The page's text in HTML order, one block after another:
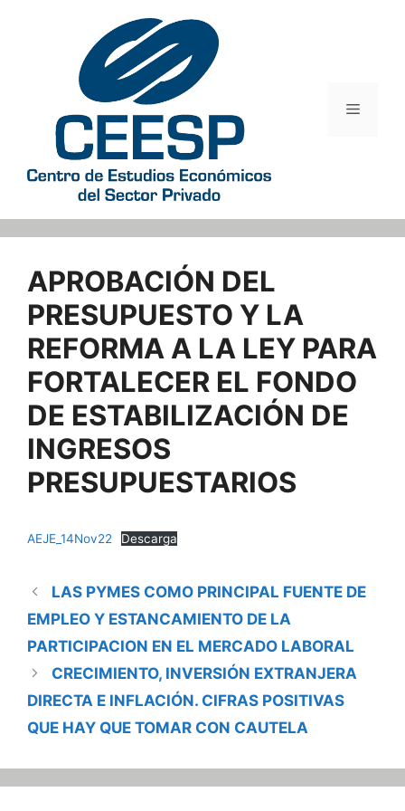
Menú
APROBACIÓN DEL
PRESUPUESTO Y LA
REFORMA A LA LEY PARA
FORTALECER EL FONDO
DE ESTABILIZACIÓN DE
INGRESOS
PRESUPUESTARIOS
AEJE_14Nov22 Descarga
LAS PYMES COMO PRINCIPAL FUENTE DE
EMPLEO Y ESTANCAMIENTO DE LA
PARTICIPACION EN EL MERCADO LABORAL
CRECIMIENTO, INVERSIÓN EXTRANJERA
DIRECTA E INFLACIÓN. CIFRAS POSITIVAS
QUE HAY QUE TOMAR CON CAUTELA